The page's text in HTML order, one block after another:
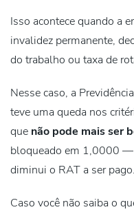
Isso acontece quando a
invalidez permanente,
do trabalho ou taxa de
Nesse caso, a
teve uma queda nos
que não pode mais ser
bloqueado em 1,0000 —
diminui o RAT a ser pago.
Caso você não saiba o